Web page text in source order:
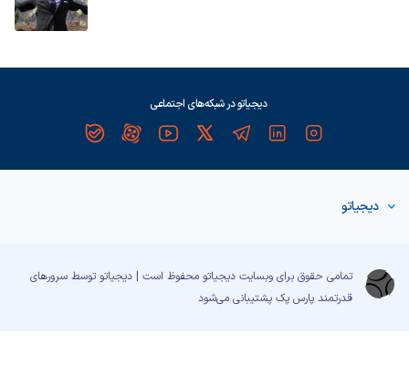
دیجیاتو در شبکه‌های اجتماعی
دیجیاتو
تمامی حقوق برای وبسایت دیجیاتو محفوظ است | دیجیاتو توسط سرورهای
قدرتمند پارس پک پشتیبانی می‌شود